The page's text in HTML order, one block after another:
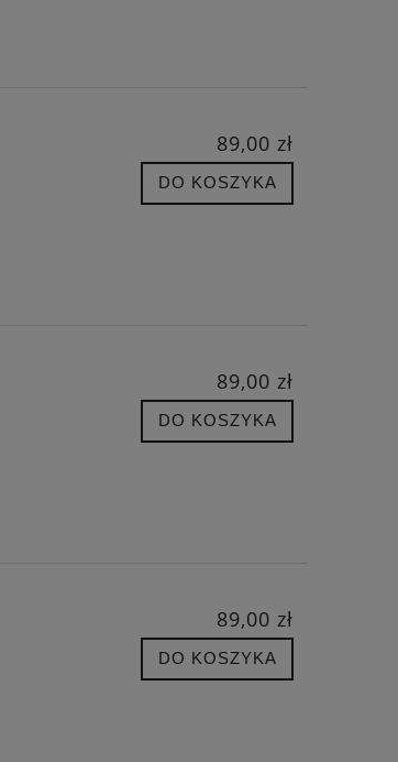
89,00 zł
DO KOSZYKA
89,00 zł
DO KOSZYKA
89,00 zł
DO KOSZYKA